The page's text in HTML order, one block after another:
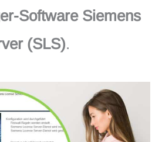
Software Siemens
(SLS).